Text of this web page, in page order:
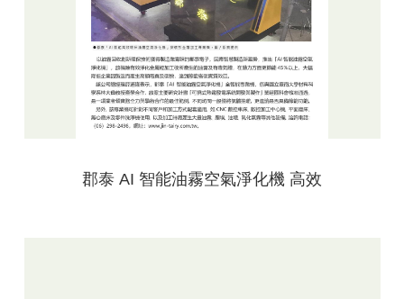
郡泰 AI 智能油霧空氣淨化機 高效